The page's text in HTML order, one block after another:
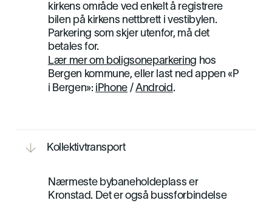
kirkens område ved enkelt å registrere
bilen på kirkens nettbrett i vestibylen.
Parkering som skjer utenfor, må det
betales for.
Lær mer om boligsoneparkering hos
Bergen kommune, eller last ned appen «P
i Bergen»: iPhone /Android .

Kollektivtransport
Nærmeste bybaneholdeplass er
Kronstad. Det er også bussforbindelse